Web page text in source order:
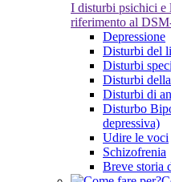
I disturbi psichici e
riferimento al
Depressione
Disturbi del
Disturbi
Disturbi
Disturbi di
Disturbo
depressiva)
Udire le voci
Schizofrenia
Breve storia